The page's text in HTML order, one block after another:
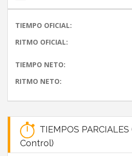
TIEMPO OFICIAL:
RITMO OFICIAL:
TIEMPO NETO:
RITMO NETO:
TIEMPOS
Control)